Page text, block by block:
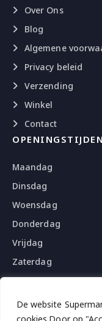
De website
Over Ons
Blog
Algemene
Privacy beleid
Verzending
Winkel
Contact
OPENINGSTIJDEN
Maandag
Dinsdag
Woensdag
Donderdag
Vrijdag
Zaterdag
Zondag